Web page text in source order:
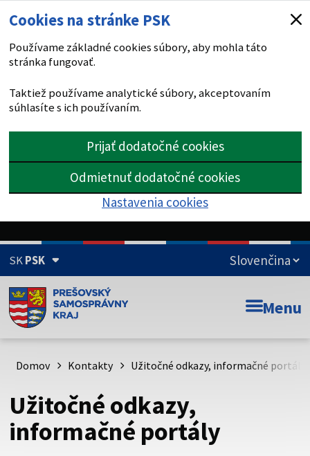
Cookies na stránke PSK
Používame základné cookies súbory, aby mohla táto
stránka fungovať.
Taktiež používame analytické súbory, akceptovaním
súhlasíte s ich používaním.
Prijať dodatočné cookies
Odmietnuť dodatočné cookies
Nastavenia cookies
SKPSK
Doména psk.sk je oficiálna
Toto je oficiálna webová stránka Prešovského
psk.sk.
Táto stránka je zabezpečená
Buďte pozorní a vždy sa uistite, že zdieľate informácie iba
cez zabezpečenú webovú stránku. Zabezpečená stránka
Menu
Domov Kontakty Užitočné odkazy, informačné portály
Užitočné odkazy,
informačné portály